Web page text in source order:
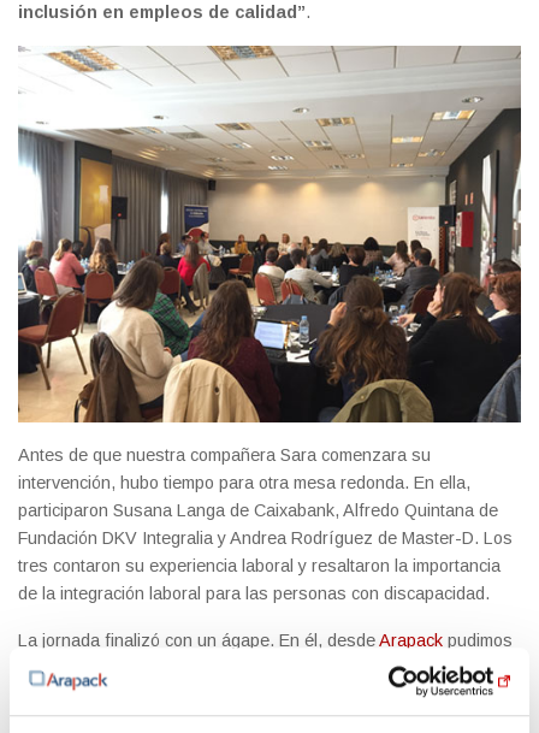
inclusión en empleos de calidad”.
Antes de que nuestra compañera Sara comenzara su
intervención, hubo tiempo para otra mesa redonda. En ella,
participaron Susana Langa de Caixabank, Alfredo Quintana de
Fundación DKV Integralia y Andrea Rodríguez de Master-D. Los
tres contaron su experiencia laboral y resaltaron la importancia
de la integración laboral para las personas con discapacidad.
La jornada finalizó con un ágape. En él, desdeArapack pudimos
comprobar la gran cantidad de buenas prácticas que se realizan
en el ámbito de la integración de personas con discapacidad y la